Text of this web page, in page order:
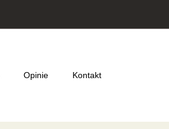
Opinie Kontakt